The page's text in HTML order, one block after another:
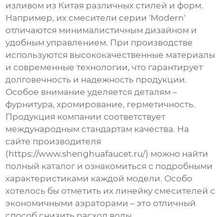
изливом из Китая различных стилей и форм.
Например, их смесители серии 'Modern'
отличаются минималистичным дизайном и
удобным управлением. При производстве
используются высококачественные материалы
и современные технологии, что гарантирует
долговечность и надежность продукции.
Особое внимание уделяется деталям –
фурнитура, хромирование, герметичность.
Продукция компании соответствует
международным стандартам качества. На
сайте производителя
(https://www.shenghuafaucet.ru/) можно найти
полный каталог и ознакомиться с подробными
характеристиками каждой модели. Особо
хотелось бы отметить их линейку смесителей с
экономичными аэраторами – это отличный